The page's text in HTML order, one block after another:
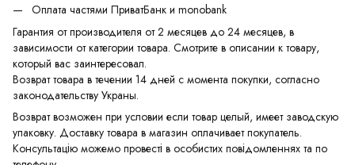
Оплата частями ПриватБанк и monobank
Гарантия от производителя от 2 месяцев до 24 месяцев, в
зависимости от категории товара. Смотрите в описании к товару,
который вас заинтересовал.
Возврат товара в течении 14 дней с момента покупки, согласно
законодательству Украны.
Возврат возможен при условии если товар целый, имеет заводскую
упаковку. Доставку товара в магазин оплачивает покупатель.
Консультацію можемо провесті в особистих повідомленнях та по